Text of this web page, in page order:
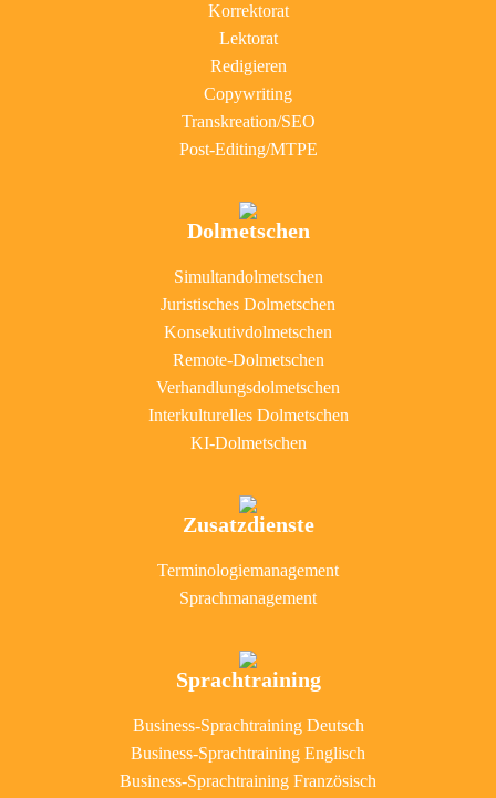
Korrektorat
Lektorat
Redigieren
Copywriting
Transkreation/SEO
Post-Editing/MTPE
Dolmetschen
Simultandolmetschen
Juristisches Dolmetschen
Konsekutivdolmetschen
Remote-Dolmetschen
Verhandlungsdolmetschen
Interkulturelles Dolmetschen
KI-Dolmetschen
Zusatzdienste
Terminologiemanagement
Sprachmanagement
Sprachtraining
Business-Sprachtraining Deutsch
Business-Sprachtraining Englisch
Business-Sprachtraining Französisch